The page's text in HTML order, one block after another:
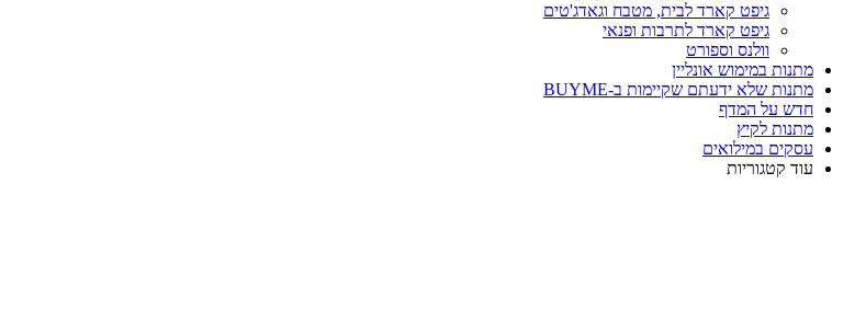
גיפט קארד לבית, מטבח וגאדג'טים
גיפט קארד לתרבות ופנאי
וולנס וספורט
מתנות במימוש אונליין
מתנות שלא ידעתם שקיימות ב-BUYME
חדש על המדף
מתנות לקיץ
עסקים במילואים
עוד קטגוריות